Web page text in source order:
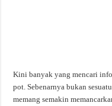
Kini banyak yang mencari
pot. Sebenarnya bukan
memang semakin